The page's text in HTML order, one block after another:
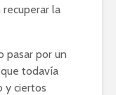
la
pasar por un
todavía
y ciertos